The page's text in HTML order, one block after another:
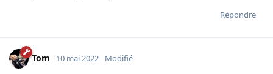
Répondre
Tom 10 mai 2022 Modifié